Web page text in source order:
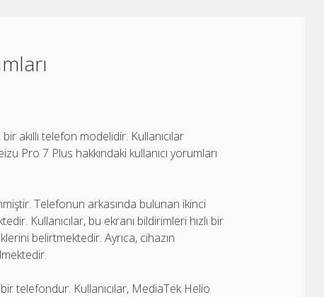
akıllı telefon modelidir. Kullanıcılar
Pro 7 Plus hakkındaki kullanıcı yorumları
Telefonun arkasında bulunan ikinci
Kullanıcılar, bu ekranı bildirimleri hızlı bir
belirtmektedir. Ayrıca, cihazın
telefondur. Kullanıcılar, MediaTek Helio